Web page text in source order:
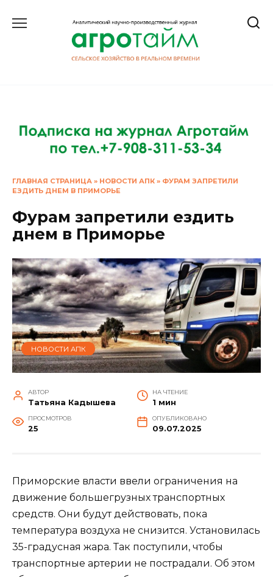
ГЛАВНАЯ СТРАНИЦА » НОВОСТИ АПК » ФУРАМ ЗАПРЕТИЛИ
ЕЗДИТЬ ДНЕМ В ПРИМОРЬЕ
Фурам запретили ездить
днем в Приморье
НОВОСТИ АПК
АВТОР
Татьяна Кадышева
НА ЧТЕНИЕ
1 мин
ПРОСМОТРОВ
25
ОПУБЛИКОВАНО
09.07.2025
Приморские власти ввели ограничения на
движение большегрузных транспортных
средств. Они будут действовать, пока
температура воздуха не снизится. Установилась
35-градусная жара. Так поступили, чтобы
транспортные артерии не пострадали. Об этом